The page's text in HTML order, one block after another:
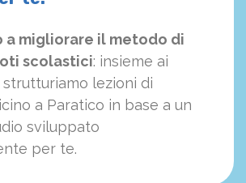
a migliorare il metodo di
scolastici: insieme ai
lezioni di
a Paratico in base a un
sviluppato
per te.